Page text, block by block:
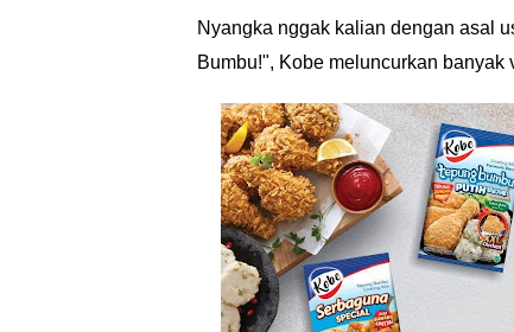
Nyangka nggak kalian dengan asal
Bumbu!", Kobe meluncurkan banyak